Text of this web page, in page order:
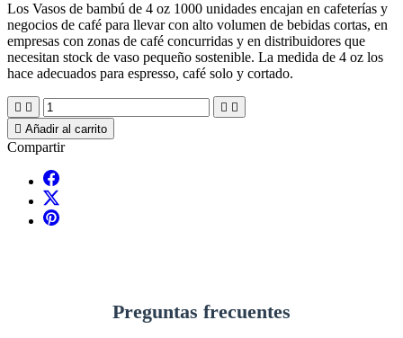
Los Vasos de bambú de 4 oz 1000 unidades encajan en cafeterías y
negocios de café para llevar con alto volumen de bebidas cortas, en
empresas con zonas de café concurridas y en distribuidores que
necesitan stock de vaso pequeño sostenible. La medida de 4 oz los
hace adecuados para espresso, café solo y cortado.
   
 Añadir al carrito
Compartir
Preguntas frecuentes